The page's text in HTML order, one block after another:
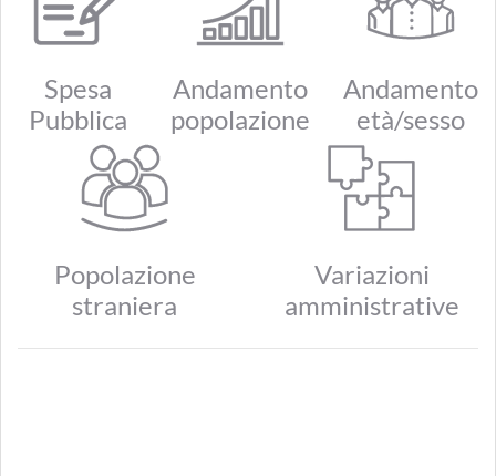
Spesa
Pubblica
Andamento
popolazione
Andamento
età/sesso
Popolazione
straniera
Variazioni
amministrative